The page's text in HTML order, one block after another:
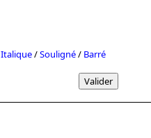
Italique/Souligné/ Barré